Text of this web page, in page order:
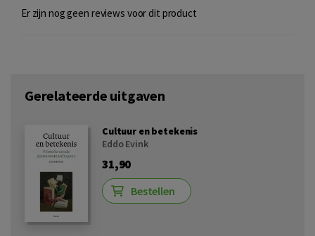
Er zijn nog geen reviews voor dit product
Gerelateerde uitgaven
Cultuur en betekenis
Eddo Evink
31,90
Bestellen